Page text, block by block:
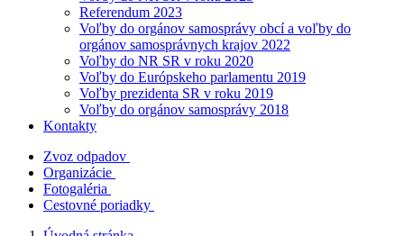
Referendum 2023
Voľby do orgánov samosprávy obcí a voľby do
orgánov samosprávnych krajov 2022
Voľby do NR SR v roku 2020
Voľby do Európskeho parlamentu 2019
Voľby prezidenta SR v roku 2019
Voľby do orgánov samosprávy 2018
Kontakty
Zvoz odpadov
Organizácie
Fotogaléria
Cestovné poriadky